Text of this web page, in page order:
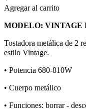
Agregar al carrito
MODELO: VINTAGE
Tostadora metálica de 2
estilo Vintage.
• Potencia 680-810W
• Cuerpo metálico
• Funciones: borrar -